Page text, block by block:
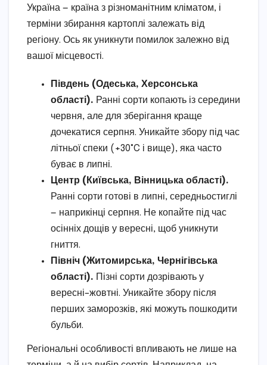
Україна — країна з різноманітним кліматом, і
терміни збирання картоплі залежать від
регіону. Ось як уникнути помилок залежно від
вашої місцевості.
Південь (Одеська, Херсонська
області). Ранні сорти копають із середини
червня, але для зберігання краще
дочекатися серпня. Уникайте збору під час
літньої спеки (+30°C і вище), яка часто
буває в липні.
Центр (Київська, Вінницька області).
Ранні сорти готові в липні, середньостиглі
— наприкінці серпня. Не копайте під час
осінніх дощів у вересні, щоб уникнути
гниття.
Північ (Житомирська, Чернігівська
області). Пізні сорти дозрівають у
вересні–жовтні. Уникайте збору після
перших заморозків, які можуть пошкодити
бульби.
Регіональні особливості впливають не лише на